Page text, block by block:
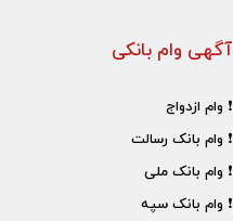
آگهی وام بانکی
❗ وام ازدواج
❗ وام بانک رسالت
❗ وام بانک ملی
❗ وام بانک سپه